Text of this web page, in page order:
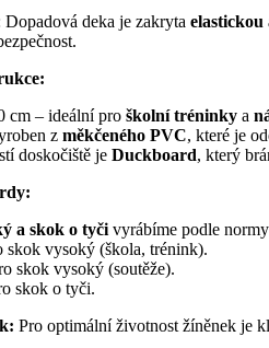
Dopadová deka je zakryta elastickou
cm – ideální pro školní tréninky a
z měkčeného PVC, které je
doskočiště je Duckboard, který
a skok o tyči vyrábíme podle normy
skok vysoký (škola, trénink).
skok vysoký (soutěže).
skok o tyči.
Pro optimální životnost žíněnek je